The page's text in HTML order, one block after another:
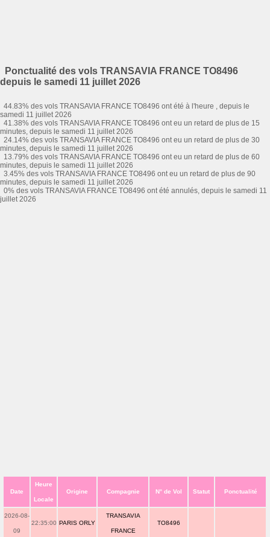
Ponctualité des vols TRANSAVIA FRANCE TO8496
depuis le samedi 11 juillet 2026
44.83% des vols TRANSAVIA FRANCE TO8496 ont été à l'heure , depuis le
samedi 11 juillet 2026
41.38% des vols TRANSAVIA FRANCE TO8496 ont eu un retard de plus de 15
minutes, depuis le samedi 11 juillet 2026
24.14% des vols TRANSAVIA FRANCE TO8496 ont eu un retard de plus de 30
minutes, depuis le samedi 11 juillet 2026
13.79% des vols TRANSAVIA FRANCE TO8496 ont eu un retard de plus de 60
minutes, depuis le samedi 11 juillet 2026
3.45% des vols TRANSAVIA FRANCE TO8496 ont eu un retard de plus de 90
minutes, depuis le samedi 11 juillet 2026
0% des vols TRANSAVIA FRANCE TO8496 ont été annulés, depuis le samedi 11
juillet 2026
Date
Heure
Locale
Origine Compagnie N° de Vol Statut Ponctualité
2026-08-
09
22:35:00 PARIS ORLY
TRANSAVIA
FRANCE
TO8496